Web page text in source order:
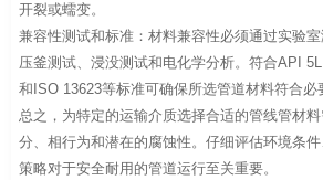
开裂或蠕变。
兼容性测试和标准：材料兼容性必须通过实验
压釜测试、浸没测试和电化学分析。符合API
和ISO 13623等标准可确保所选管道材料符合必
总之，为特定的运输介质选择合适的管线管材
分、相行为和潜在的腐蚀性。仔细评估环境条
策略对于安全耐用的管道运行至关重要。